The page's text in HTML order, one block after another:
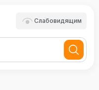
Слабовидящим